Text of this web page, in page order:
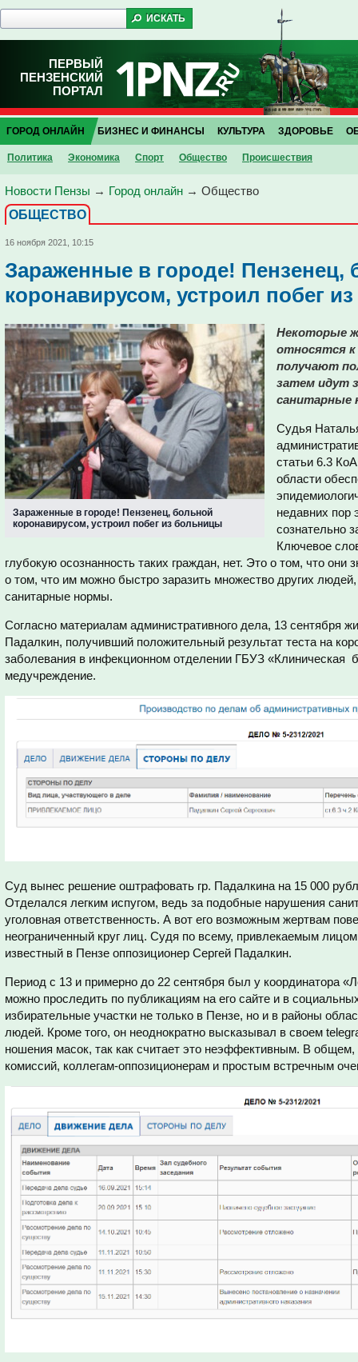
ПЕРВЫЙ
ПЕНЗЕНСКИЙ
ПОРТАЛ
ГОРОД ОНЛАЙН
Политика Экономика Спорт Общество Проиcшествия
БИЗНЕС И ФИНАНСЫ КУЛЬТУРА ЗДОРОВЬЕ
Новости Пензы → Город онлайн → Общество
ОБЩЕСТВО
16 ноября 2021, 10:15
Зараженные в городе! Пензенец,
коронавирусом, устроил побег
Зараженные в городе! Пензенец, больной
коронавирусом, устроил побег из больницы
Некоторые
относятся к
получают
затем идут
санитарные
Судья
статьи 6.3
области
недавних пор
сознательно
Ключевое
глубокую осознанность таких граждан, нет. Это о том, что
о том, что им можно быстро заразить множество других
санитарные нормы.
Согласно материалам административного дела, 13 сентября
Падалкин, получивший положительный результат теста на
заболевания в инфекционном отделении ГБУЗ «Клиническая
медучреждение.
Суд вынес решение оштрафовать гр. Падалкина на 15 000
Отделался легким испугом, ведь за подобные нарушения
уголовная ответственность. А вот его возможным жертвам
неограниченный круг лиц. Судя по всему, привлекаемым
известный в Пензе оппозиционер Сергей Падалкин.
Период с 13 и примерно до 22 сентября был у координатора
можно проследить по публикациям на его сайте и в
избирательные участки не только в Пензе, но и в районы
людей. Кроме того, он неоднократно высказывал в своем
ношения масок, так как считает это неэффективным. В
комиссий, коллегам-оппозиционерам и простым встречным